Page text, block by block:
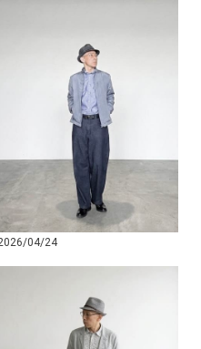
04/24